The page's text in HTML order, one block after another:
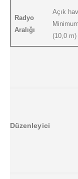
Radyo
Aralığı
Açık
(10,0 m)
Düzenleyici